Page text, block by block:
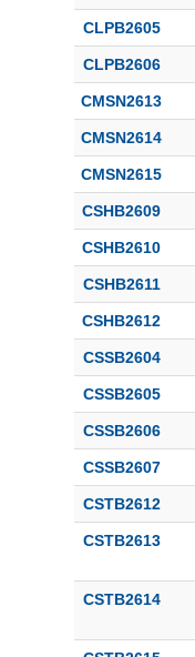
CLPB2605
CLPB2606
CMSN2613
CMSN2614
CMSN2615
CSHB2609
CSHB2610
CSHB2611
CSHB2612
CSSB2604
CSSB2605
CSSB2606
CSSB2607
CSTB2612
CSTB2613
CSTB2614